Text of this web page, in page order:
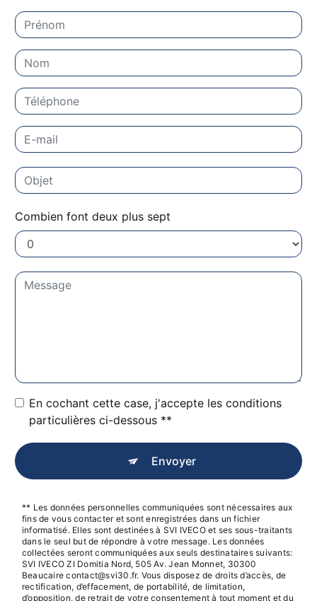
Combien font deux plus sept
En cochant cette case, j'accepte les conditions
particulières ci-dessous **
Envoyer
** Les données personnelles communiquées sont nécessaires aux
fins de vous contacter et sont enregistrées dans un fichier
informatisé. Elles sont destinées à SVI IVECO et ses sous-traitants
dans le seul but de répondre à votre message. Les données
collectées seront communiquées aux seuls destinataires suivants:
SVI IVECO ZI Domitia Nord, 505 Av. Jean Monnet, 30300
Beaucaire contact@svi30.fr. Vous disposez de droits d’accès, de
rectification, d’effacement, de portabilité, de limitation,
d’opposition, de retrait de votre consentement à tout moment et du